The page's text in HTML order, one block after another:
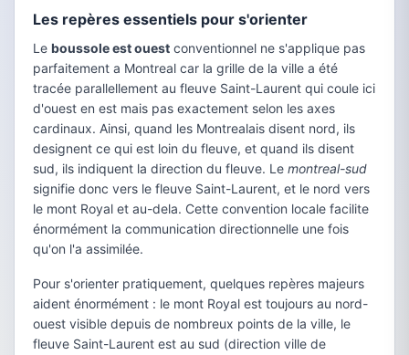
Les repères essentiels pour s'orienter
Le boussole est ouest conventionnel ne s'applique pas
parfaitement a Montreal car la grille de la ville a été
tracée parallellement au fleuve Saint-Laurent qui coule ici
d'ouest en est mais pas exactement selon les axes
cardinaux. Ainsi, quand les Montrealais disent nord, ils
designent ce qui est loin du fleuve, et quand ils disent
sud, ils indiquent la direction du fleuve. Le montreal-sud
signifie donc vers le fleuve Saint-Laurent, et le nord vers
le mont Royal et au-dela. Cette convention locale facilite
énormément la communication directionnelle une fois
qu'on l'a assimilée.
Pour s'orienter pratiquement, quelques repères majeurs
aident énormément : le mont Royal est toujours au nord-
ouest visible depuis de nombreux points de la ville, le
fleuve Saint-Laurent est au sud (direction ville de